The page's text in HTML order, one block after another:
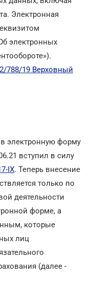
Электронная
электронных
788/19 Верховный
электронную форму
вступил в силу
IX. Теперь внесение
только по
деятельности
форме, а
которые
лиц
(далее -